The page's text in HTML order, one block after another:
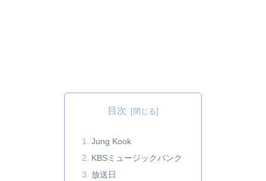
目次
Jung Kook
KBSミュージックバンク
放送日